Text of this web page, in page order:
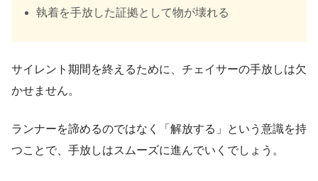
執着を手放した証拠として物が壊れる
サイレント期間を終えるために、チェイサーの手放しは欠
かせません。
ランナーを諦めるのではなく「解放する」という意識を持
つことで、手放しはスムーズに進んでいくでしょう。